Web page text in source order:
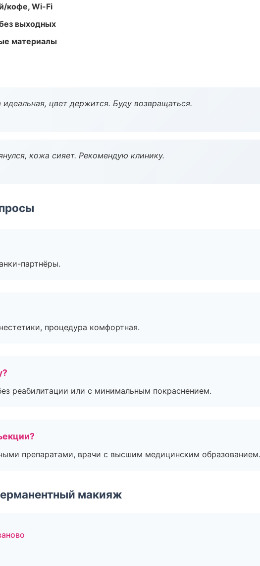
кофе, Wi-Fi
выходных
материалы
цвет держится. Буду возвращаться.
кожа сияет. Рекомендую клинику.
партнёры.
процедура комфортная.
реабилитации или с минимальным покраснением.
препаратами, врачи с высшим медицинским образованием.
макияж